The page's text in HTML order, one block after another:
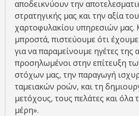
αποδεικνύουν την
στρατηγικής μας και την αξία
χαρτοφυλακίου υπηρεσιών μας.
μπροστά, πιστεύουμε ότι
για να παραμείνουμε ηγέτες της
προσηλωμένοι στην επίτευξη
στόχων μας, την παραγωγή
ταμειακών ροών, και τη
μετόχους, τους πελάτες και όλα
μέρη».